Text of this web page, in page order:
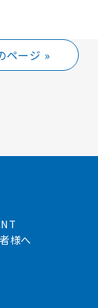
ページ »
様へ